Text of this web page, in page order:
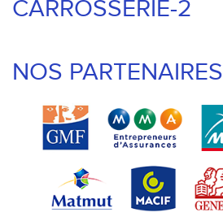
VÉHICULES
CARROSSERIE-2
NOS PARTENAIRES